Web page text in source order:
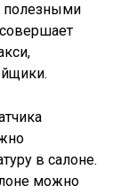
полезными
совершает
в салоне.
можно